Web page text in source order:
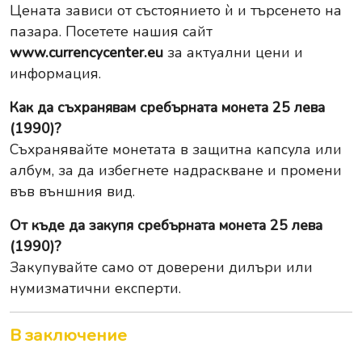
Цената зависи от състоянието ѝ и търсенето на
пазара. Посетете нашия сайт
www.currencycenter.eu за актуални цени и
информация.
Как да съхранявам сребърната монета 25 лева
(1990)?
Съхранявайте монетата в защитна капсула или
албум, за да избегнете надраскване и промени
във външния вид.
От къде да закупя сребърната монета 25 лева
(1990)?
Закупувайте само от доверени дилъри или
нумизматични експерти.
В заключение